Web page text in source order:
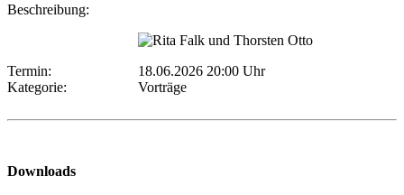
Beschreibung:
Termin:
18.06.2026 20:00 Uhr
Kategorie:
Vorträge
Downloads